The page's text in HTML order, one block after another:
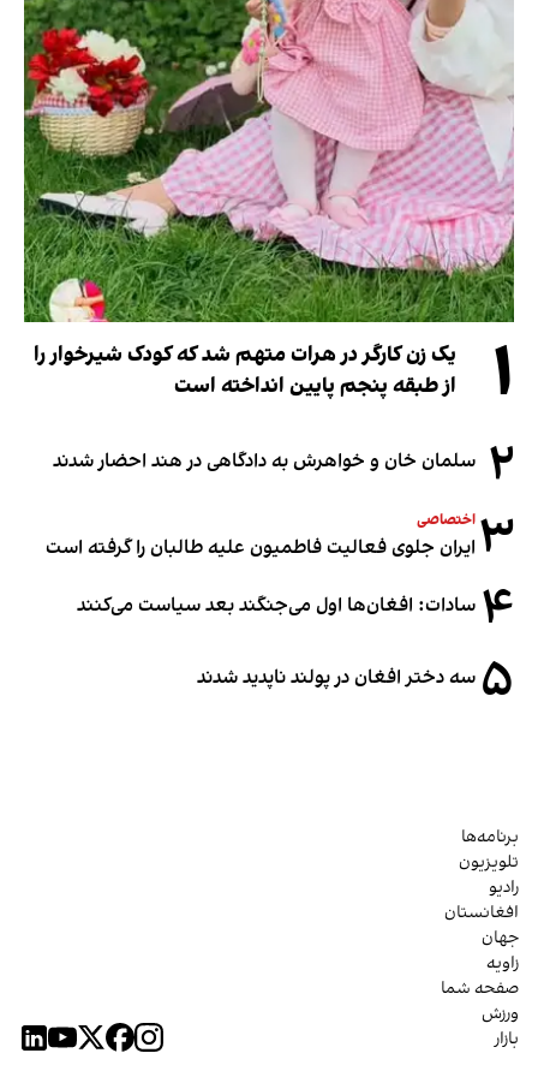
۱
یک زن کارگر در هرات متهم شد که کودک شیرخوار را
از طبقه پنجم پایین انداخته است
۲ سلمان خان و خواهرش به دادگاهی در هند احضار شدند
۳ اختصاصی
ایران جلوی فعالیت فاطمیون علیه طالبان را گرفته است
۴ سادات: افغان‌ها اول می‌جنگند بعد سیاست می‌کنند
۵ سه دختر افغان در پولند ناپدید شدند
برنامه‌ها
تلویزیون
رادیو
افغانستان
جهان
زاویه
صفحه شما
ورزش
بازار